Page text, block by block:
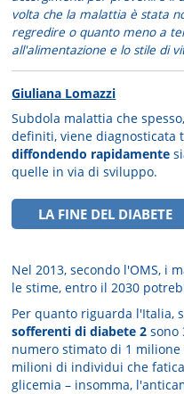
volta che la malattia è stata
regredire o quanto meno a
all'alimentazione e lo stile di
Giuliana Lomazzi
Subdola malattia che
definiti, viene diagnosticata
diffondendo rapidamente
quelle in via di sviluppo.
LA FINE DEL DIABETE
Nel 2013, secondo l'OMS, i
le stime, entro il 2030
Per quanto riguarda l'Italia,
sofferenti di diabete 2 sono
numero stimato di 1
milioni di individui che
glicemia – insomma,